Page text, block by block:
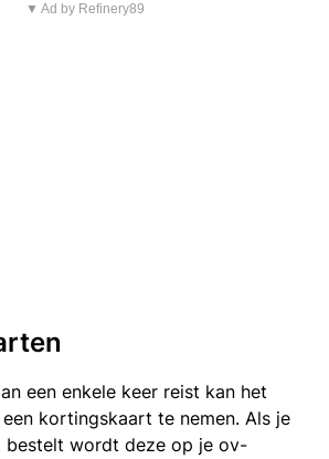
▼ Ad by Refinery89
een enkele keer reist kan het
kortingskaart te nemen. Als je
bestelt wordt deze op je ov-